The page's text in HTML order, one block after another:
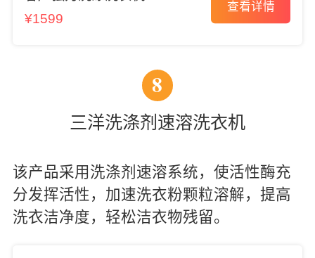
¥1599
查看详情
8
三洋洗涤剂速溶洗衣机
该产品采用洗涤剂速溶系统，使活性酶充
分发挥活性，加速洗衣粉颗粒溶解，提高
洗衣洁净度，轻松洁衣物残留。